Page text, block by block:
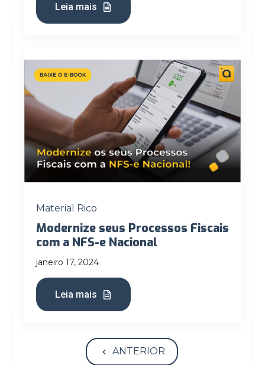
Leia mais
Material Rico
Modernize seus Processos Fiscais
com a NFS-e Nacional
janeiro 17, 2024
Leia mais
ANTERIOR